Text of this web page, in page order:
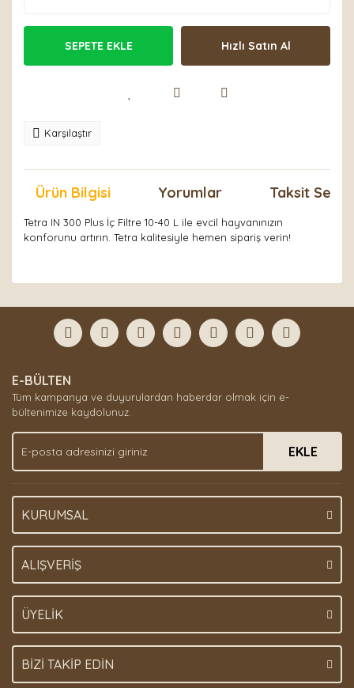
SEPETE EKLE Hızlı Satın Al
Karşılaştır
Ürün Bilgisi Yorumlar Taksit
Tetra IN 300 Plus İç Filtre 10-40 L ile evcil hayvanınızın
konforunu artırın. Tetra kalitesiyle hemen sipariş verin!
Yorum Yaz
formunu kullanarak tarafımıza iletebilirsiniz.
Görüş ve önerileriniz için teşekkür ederiz.
Ürün açıklamasında eksik bilgiler bulunuyor.
Ürün bilgilerinde hatalar bulunuyor.
Ürün fiyatı diğer sitelerden daha pahalı.
Bu ürüne benzer farklı alternatifler olmalı.
E-BÜLTEN
Tüm kampanya ve duyurulardan haberdar olmak için e-
bültenimize kaydolunuz.
EKLE
KURUMSAL
ALIŞVERİŞ
ÜYELİK
BİZİ TAKİP EDİN